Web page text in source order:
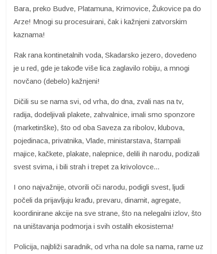
Bara, preko Budve, Platamuna, Krimovice, Žukovice pa do
Arze! Mnogi su procesuirani, čak i kažnjeni zatvorskim
kaznama!
Rak rana kontinetalnih voda, Skadarsko jezero, dovedeno
je u red, gde je takođe više lica zaglavilo robiju, a mnogi
novčano (debelo) kažnjeni!
Dičili su se nama svi, od vrha, do dna, zvali nas na tv,
radija, dodeljivali plakete, zahvalnice, imali smo sponzore
(marketinške), što od oba Saveza za ribolov, klubova,
pojedinaca, privatnika, Vlade, ministarstava, štampali
majice, kačkete, plakate, nalepnice, delili ih narodu, podizali
svest svima, i bili strah i trepet za krivolovce...
I ono najvažnije, otvorili oči narodu, podigli svest, ljudi
počeli da prijavljuju krađu, prevaru, dinamit, agregate,
koordinirane akcije na sve strane, što na nelegalni izlov, što
na uništavanja podmorja i svih ostalih ekosistema!
Policija, najbliži saradnik, od vrha na dole sa nama, rame uz